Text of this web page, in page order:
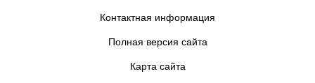
Контактная информация
Полная версия сайта
Карта сайта